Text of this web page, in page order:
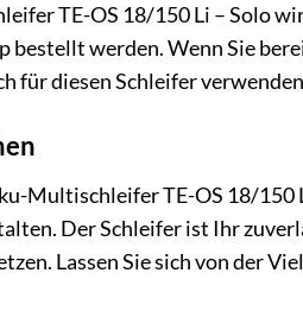
TE-OS 18/150 Li – Solo
werden. Wenn Sie
für diesen Schleifer
Multischleifer TE-OS 18/150
Der Schleifer ist Ihr
Lassen Sie sich von der